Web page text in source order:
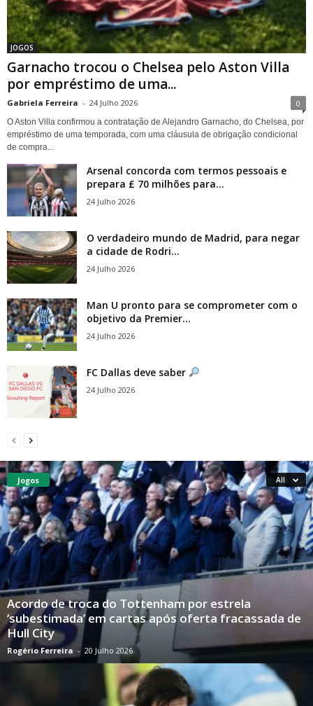
JOGOS
Garnacho trocou o Chelsea pelo Aston Villa
por empréstimo de uma...
Gabriela Ferreira - 24 Julho 2026 0
O Aston Villa confirmou a contratação de Alejandro Garnacho, do Chelsea, por
empréstimo de uma temporada, com uma cláusula de obrigação condicional
de compra...
Arsenal concorda com termos pessoais e
prepara £ 70 milhões para...
24 Julho 2026
O verdadeiro mundo de Madrid, para negar
a cidade de Rodri...
24 Julho 2026
Man U pronto para se comprometer com o
objetivo da Premier...
24 Julho 2026
FC Dallas deve saber
24 Julho 2026
Jogos All
Acordo de troca do Tottenham por estrela
‘subestimada’ em cartas após oferta fracassada de
Hull City
Rogério Ferreira - 20 Julho 2026